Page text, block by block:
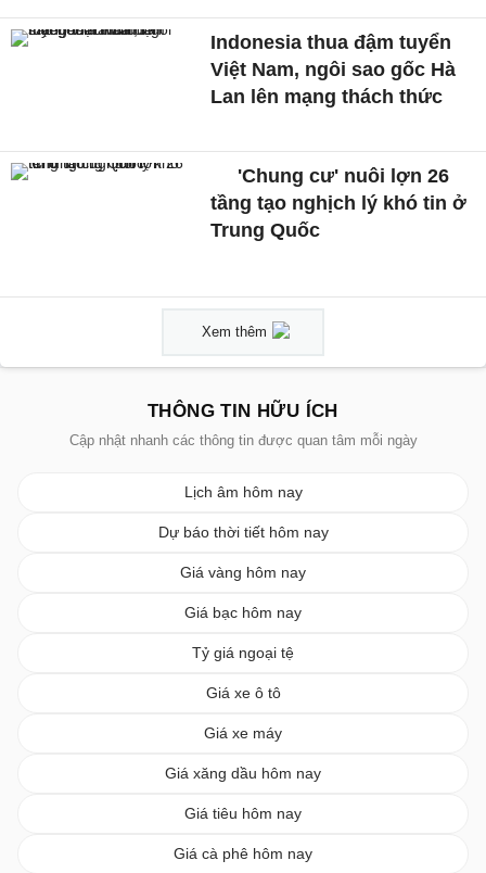
Indonesia thua đậm tuyển
Việt Nam, ngôi sao gốc Hà
Lan lên mạng thách thức
'Chung cư' nuôi lợn 26
tầng tạo nghịch lý khó tin ở
Trung Quốc
Xem thêm
THÔNG TIN HỮU ÍCH
Cập nhật nhanh các thông tin được quan tâm mỗi ngày
Lịch âm hôm nay
Dự báo thời tiết hôm nay
Giá vàng hôm nay
Giá bạc hôm nay
Tỷ giá ngoại tệ
Giá xe ô tô
Giá xe máy
Giá xăng dầu hôm nay
Giá tiêu hôm nay
Giá cà phê hôm nay